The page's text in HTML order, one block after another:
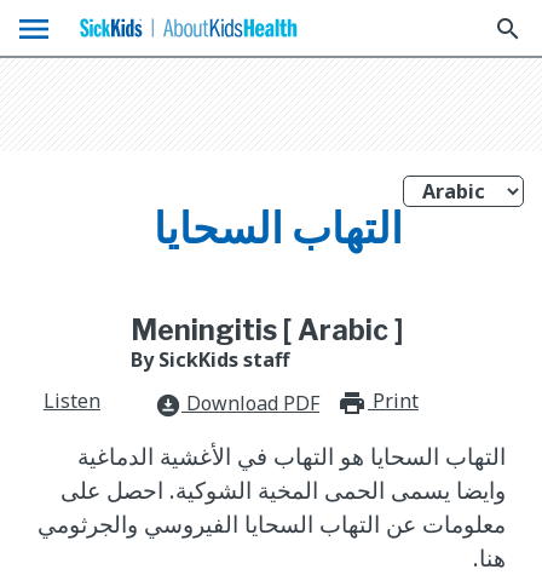
menu search
التهاب السحايا
Meningitis [ Arabic ]
By SickKids staff
Listen
download_for_offline Download PDF Print
التهاب السحايا هو التهاب في الأغشية الدماغية
وايضا يسمى الحمى المخية الشوكية. احصل على
معلومات عن التهاب السحايا الفيروسي والجرثومي
هنا.